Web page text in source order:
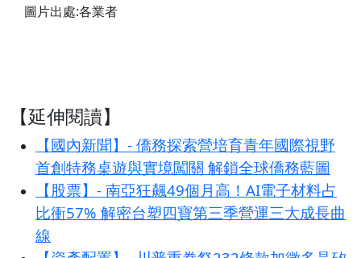
圖片出處:各業者
【延伸閱讀】
【國內新聞】- 僑務探索營培育青年國際視野
首創特務桌遊與實境闖關 解鎖全球僑務藍圖
【股票】- 南亞狂飆49個月高！AI電子材料占
比衝57% 解密台塑四寶第三季營運三大成長曲
線